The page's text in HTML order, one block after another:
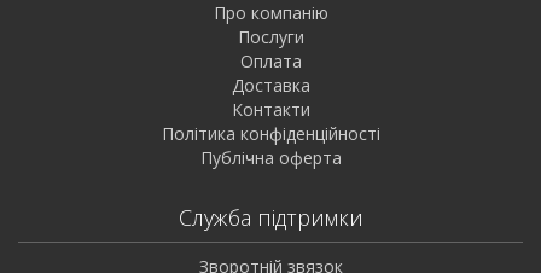
Про компанію
Послуги
Оплата
Доставка
Контакти
Політика конфіденційності
Публічна оферта
Служба підтримки
Зворотній звязок